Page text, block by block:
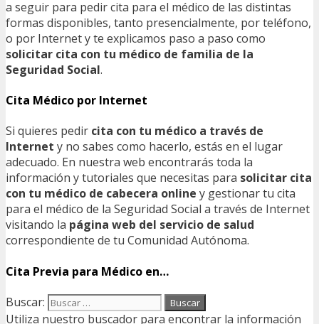
a seguir para pedir cita para el médico de las distintas
formas disponibles, tanto presencialmente, por teléfono,
o por Internet y te explicamos paso a paso como
solicitar cita con tu médico de familia de la
Seguridad Social.
Cita Médico por Internet
Si quieres pedir cita con tu médico a través de
Internet y no sabes como hacerlo, estás en el lugar
adecuado. En nuestra web encontrarás toda la
información y tutoriales que necesitas para solicitar cita
con tu médico de cabecera online y gestionar tu cita
para el médico de la Seguridad Social a través de Internet
visitando la página web del servicio de salud
correspondiente de tu Comunidad Autónoma.
Cita Previa para Médico en…
Buscar:
Utiliza nuestro buscador para encontrar la información